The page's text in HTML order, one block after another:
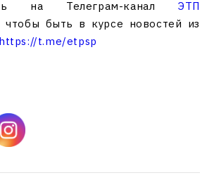
на Телеграм-каналЭТП
чтобы быть в курсе новостей из
https://t.me/etpsp